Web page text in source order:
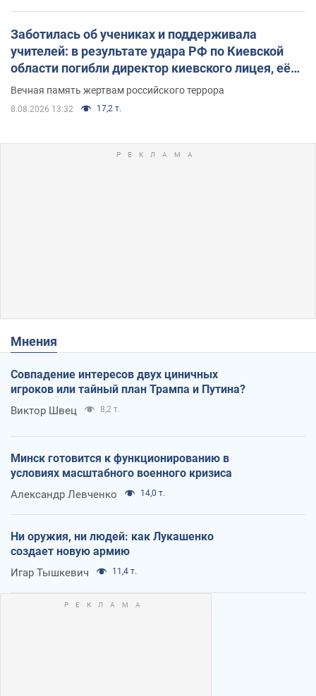
Заботилась об учениках и поддерживала
учителей: в результате удара РФ по Киевской
области погибли директор киевского лицея, её
муж и внук
Вечная память жертвам российского террора
8.08.2026 13:32 17,2 т.
Мнения
Совпадение интересов двух циничных
игроков или тайный план Трампа и Путина?
Виктор Швец 8,2 т.
Минск готовится к функционированию в
условиях масштабного военного кризиса
Александр Левченко 14,0 т.
Ни оружия, ни людей: как Лукашенко
создает новую армию
Игар Тышкевич 11,4 т.